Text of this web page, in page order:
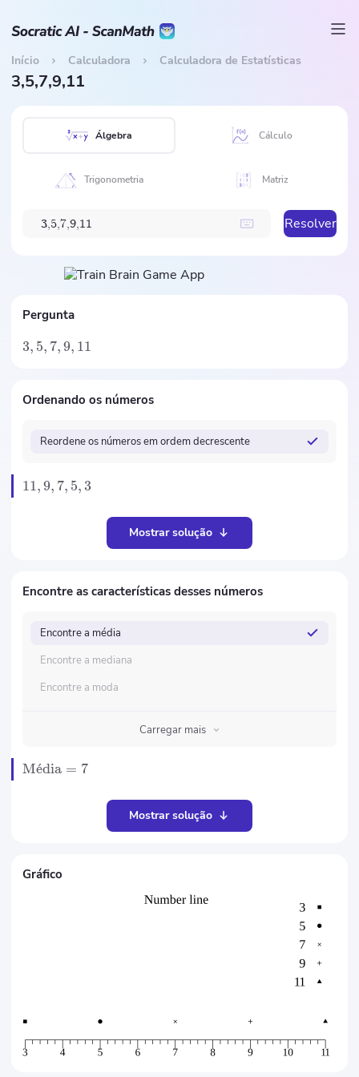
Início Calculadora Calculadora de Estatísticas
3,5,7,9,11
Álgebra Cálculo
Trigonometria Matriz
3 5 7 9 1 1 Resolver
Pergunta
3, 5, 7,9, 11
Ordenando os números
Reordene os números em ordem decrescente
11,9, 7, 5,3
Mostrar solução
Encontre as características desses números
Encontre a média
Encontre a mediana
Encontre a moda
Carregar mais
Me
ˊdia = 7
Mostrar solução
Gráfico